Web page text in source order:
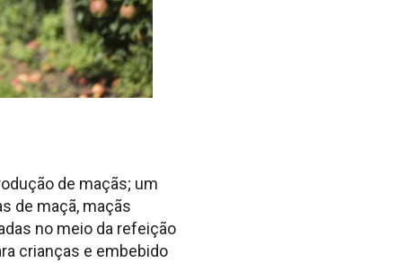
de maçãs; um
de maçã, maçãs
no meio da refeição
crianças e embebido